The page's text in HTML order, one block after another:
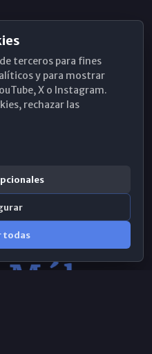
terceros para fines
y para mostrar
X o Instagram.
rechazar las
todas